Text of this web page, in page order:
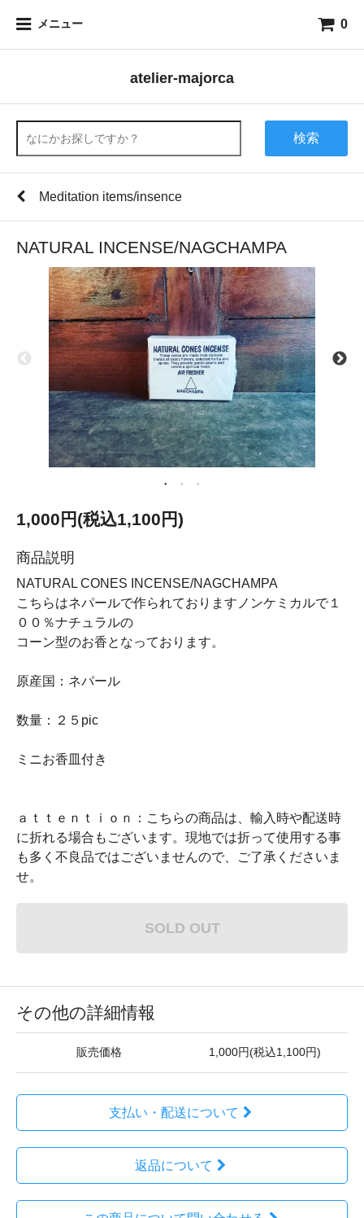
メニュー 0
atelier-majorca
検索
Meditation items/insence
NATURAL INCENSE/NAGCHAMPA
1,000円(税込1,100円)
商品説明
NATURAL CONES INCENSE/NAGCHAMPA
こちらはネパールで作られておりますノンケミカルで１
００％ナチュラルの
コーン型のお香となっております。
原産国：ネパール
数量：２５pic
ミニお香皿付き
ａｔｔｅｎｔｉｏｎ：こちらの商品は、輸入時や配送時
に折れる場合もございます。現地では折って使用する事
も多く不良品ではございませんので、ご了承くださいま
せ。
SOLD OUT
その他の詳細情報
販売価格 1,000円(税込1,100円)
支払い・配送について
返品について